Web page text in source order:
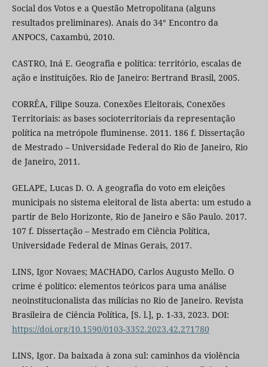
Social dos Votos e a Questão Metropolitana (alguns
resultados preliminares). Anais do 34° Encontro da
ANPOCS, Caxambú, 2010.
CASTRO, Iná E. Geografia e política: território, escalas de
ação e instituições. Rio de Janeiro: Bertrand Brasil, 2005.
CORRÊA, Filipe Souza. Conexões Eleitorais, Conexões
Territoriais: as bases socioterritoriais da representação
política na metrópole fluminense. 2011. 186 f. Dissertação
de Mestrado – Universidade Federal do Rio de Janeiro, Rio
de Janeiro, 2011.
GELAPE, Lucas D. O. A geografia do voto em eleições
municipais no sistema eleitoral de lista aberta: um estudo a
partir de Belo Horizonte, Rio de Janeiro e São Paulo. 2017.
107 f. Dissertação – Mestrado em Ciência Política,
Universidade Federal de Minas Gerais, 2017.
LINS, Igor Novaes; MACHADO, Carlos Augusto Mello. O
crime é político: elementos teóricos para uma análise
neoinstitucionalista das milícias no Rio de Janeiro. Revista
Brasileira de Ciência Política, [S. l.], p. 1-33, 2023. DOI:
https://doi.org/10.1590/0103-3352.2023.42.271780
LINS, Igor. Da baixada à zona sul: caminhos da violência